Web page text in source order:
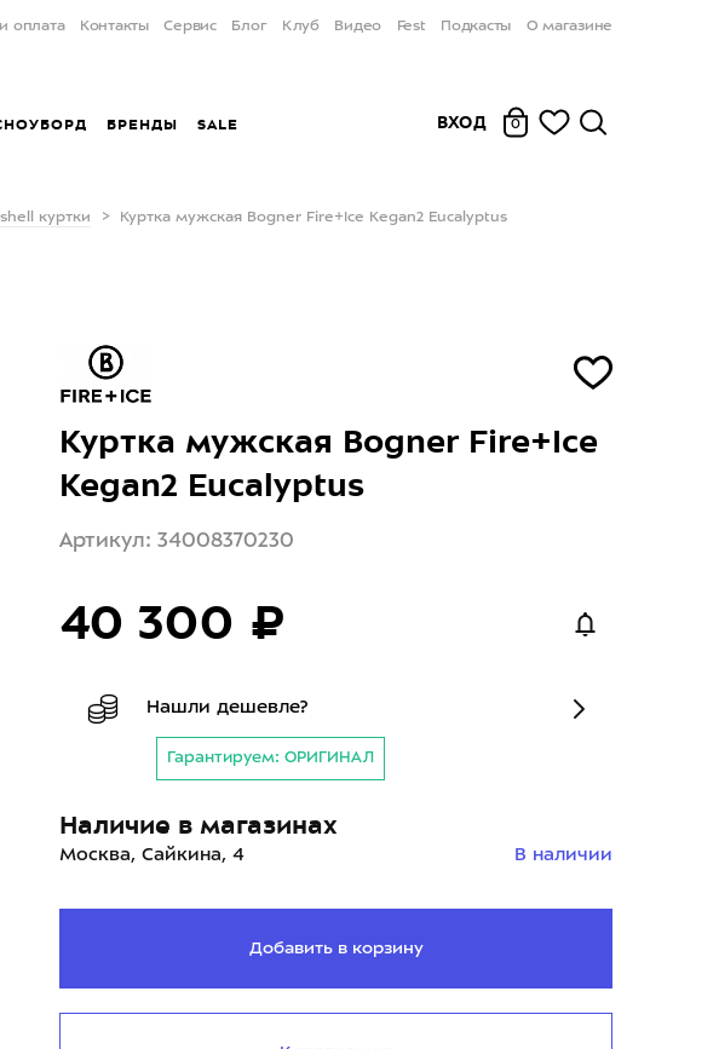
оплата Контакты Сервис Блог Клуб Видео Fest Подкасты О магазине
БРЕНДЫ SALE ВХОД 0
куртки Куртка мужская Bogner Fire+Ice Kegan2 Eucalyptus
Куртка мужская Bogner Fire+Ice
Kegan2 Eucalyptus
Артикул: 34008370230
40 300 ₽
Нашли дешевле?
Гарантируем: ОРИГИНАЛ
Наличие в магазинах
Москва, Сайкина, 4 В наличии
Добавить в корзину